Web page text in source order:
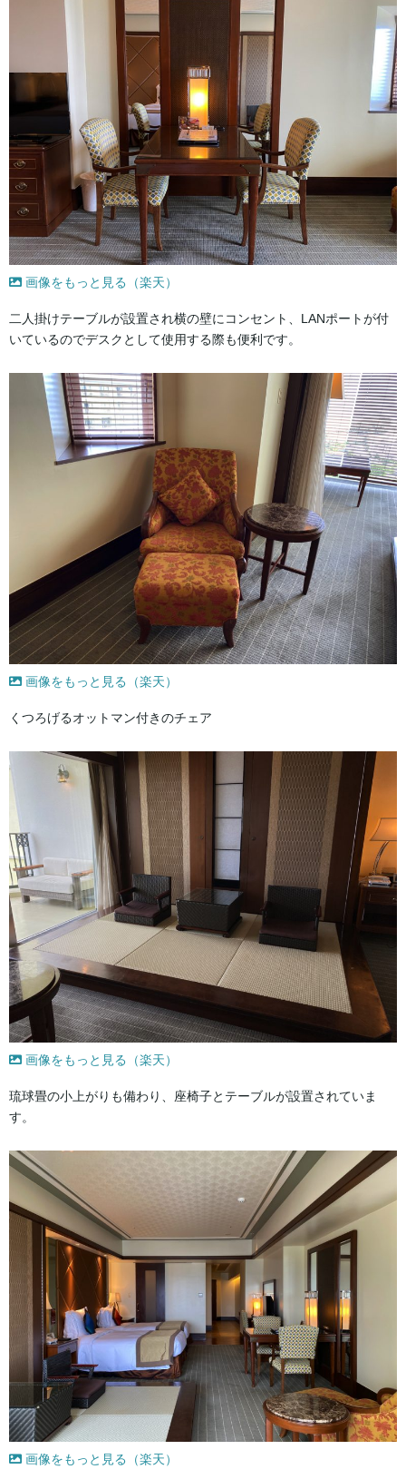
画像をもっと見る（楽天）
二人掛けテーブルが設置され横の壁にコンセント、LANポートが付
いているのでデスクとして使用する際も便利です。
画像をもっと見る（楽天）
くつろげるオットマン付きのチェア
画像をもっと見る（楽天）
琉球畳の小上がりも備わり、座椅子とテーブルが設置されていま
す。
画像をもっと見る（楽天）